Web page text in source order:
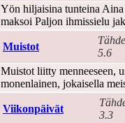
Yön hiljaisina tunteina
maksoi Paljon ihmissielu
Muistot
5.6
Muistot liitty menneeseen,
monenlainen, jokaisella
Viikonpäivät
3.3